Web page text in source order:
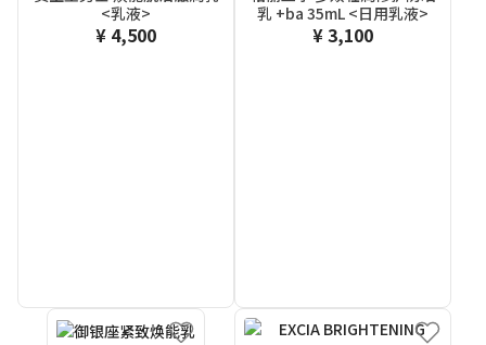
<乳液>
¥ 4,500
乳 +ba 35mL <日用乳液>
¥ 3,100